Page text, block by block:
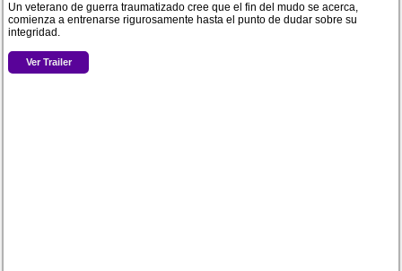
Un veterano de guerra traumatizado cree que el fin del mudo se acerca,
comienza a entrenarse rigurosamente hasta el punto de dudar sobre su
integridad.
Ver Trailer